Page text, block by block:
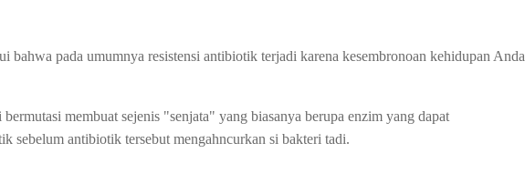
bahwa pada umumnya resistensi antibiotik terjadi karena kesembronoan kehidupan Anda
membuat sejenis "senjata" yang biasanya berupa enzim yang dapat
sebelum antibiotik tersebut mengahncurkan si bakteri tadi.